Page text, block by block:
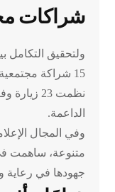
شراكات
ولتحقيق التكامل
15 شراكة
نظمت 23
الداعمة.
متنوعة، ساهمت
جهودها في رعاية